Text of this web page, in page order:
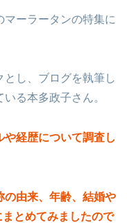
ーラータンの特集に
とし、ブログを執筆し
る本多政子さん。
経歴について調査し
の由来、年齢、結婚や
とめてみましたので